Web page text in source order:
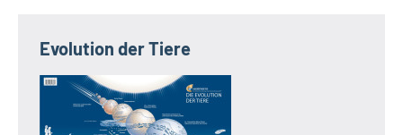
Evolution der Tiere